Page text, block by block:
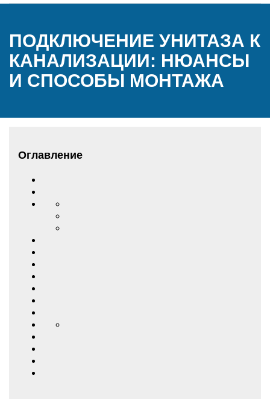
ПОДКЛЮЧЕНИЕ УНИТАЗА К
КАНАЛИЗАЦИИ: НЮАНСЫ
И СПОСОБЫ МОНТАЖА
Оглавление